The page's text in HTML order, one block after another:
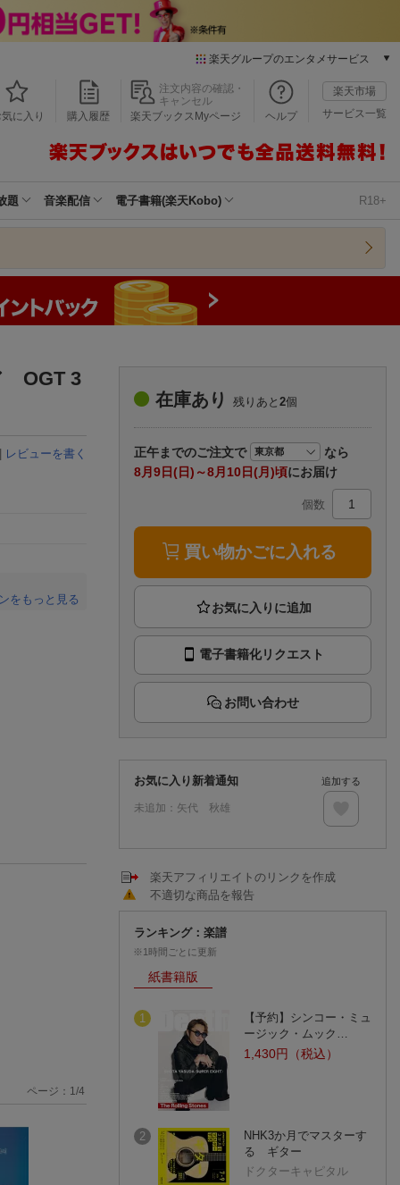
楽天グループのエンタメサービス
本/ゲーム/CD/DVD
楽天ブックス
楽天Kobo
楽天チケット
エンタメニュース
推し楽
気に入り 購入履歴
注文内容の確認・
キャンセル
楽天ブックスMyページ
ヘルプ
楽天市場
サービス一覧
題 音楽配信 電子書籍(楽天Kobo) R18+
OGT 3
| レビューを書く
をもっと見る
ページ： 1 /4
在庫あり 残りあと 2個
正午までのご注文で
なら
8月9日(日)～8月10日(月)頃にお届け
個数
買い物かごに入れる
電子書籍化リクエスト
お問い合わせ
お気に入り新着通知
未追加： 矢代 秋雄
追加する
楽天アフィリエイトのリンクを作成
不適切な商品を報告
ランキング：楽譜
※1時間ごとに更新
紙書籍版
1
【予約】シンコー・ミュ
ージック・ムック…
1,430円（税込）
2
NHK3か月でマスターす
る ギター
ドクターキャピタル